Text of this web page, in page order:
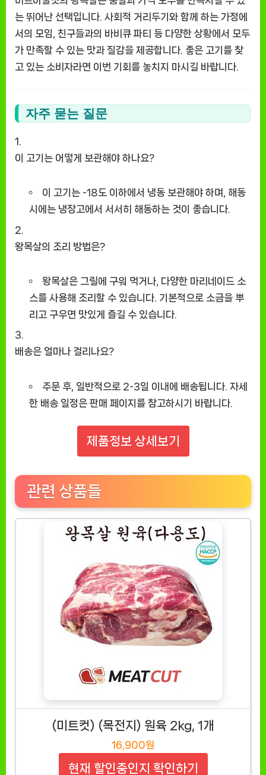
는 뛰어난 선택입니다. 사회적 거리두기와 함께 하는 가정에
서의 모임, 친구들과의 바비큐 파티 등 다양한 상황에서 모두
가 만족할 수 있는 맛과 질감을 제공합니다. 좋은 고기를 찾
고 있는 소비자라면 이번 기회를 놓치지 마시길 바랍니다.
자주 묻는 질문
이 고기는 어떻게 보관해야 하나요?
이 고기는 -18도 이하에서 냉동 보관해야 하며, 해동
시에는 냉장고에서 서서히 해동하는 것이 좋습니다.
왕목살의 조리 방법은?
왕목살은 그릴에 구워 먹거나, 다양한 마리네이드 소
스를 사용해 조리할 수 있습니다. 기본적으로 소금을 뿌
리고 구우면 맛있게 즐길 수 있습니다.
배송은 얼마나 걸리나요?
주문 후, 일반적으로 2-3일 이내에 배송됩니다. 자세
한 배송 일정은 판매 페이지를 참고하시기 바랍니다.
제품정보 상세보기
관련 상품들
(미트컷) (목전지) 원육 2kg, 1개
16,900원
현재 할인중인지 확인하기